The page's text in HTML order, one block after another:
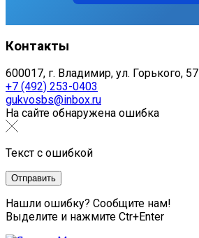
Контакты
600017, г. Владимир, ул. Горького, 57
+7 (492) 253-0403
gukvosbs@inbox.ru
На сайте обнаружена ошибка
Текст с ошибкой
Нашли ошибку? Сообщите нам!
Выделите и нажмите Ctr+Enter